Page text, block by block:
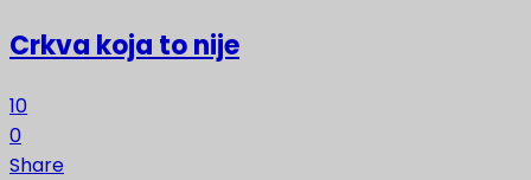
Crkva koja to nije
10
0
Share